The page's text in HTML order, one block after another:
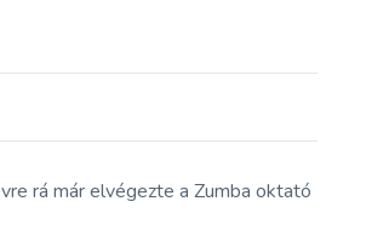
rá már elvégezte a Zumba oktató